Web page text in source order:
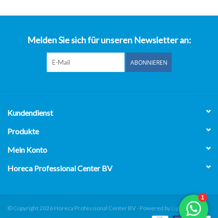
Melden Sie sich für unseren Newsletter an:
ABONNIEREN
Kundendienst
Produkte
Mein Konto
Horeca Professional Center BV
© Copyright 2026 Horeca Professional Center BV - Powered by Lightspeed